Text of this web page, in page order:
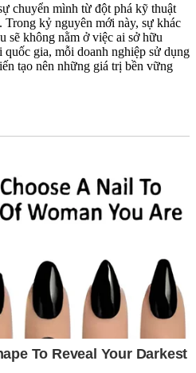
chuyển mình từ đột phá kỹ thuật
Trong kỷ nguyên mới này, sự khác
sẽ không nằm ở việc ai sở hữu
quốc gia, mỗi doanh nghiệp sử dụng
tạo nên những giá trị bền vững